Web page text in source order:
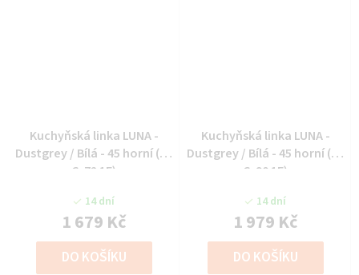
Kuchyňská linka LUNA -
Dustgrey / Bílá - 45 horní (45
G-72 1F)
14 dní
1 679 Kč
DO KOŠÍKU
Kuchyňská linka LUNA -
Dustgrey / Bílá - 45 horní (45
G-90 1F)
14 dní
1 979 Kč
DO KOŠÍKU